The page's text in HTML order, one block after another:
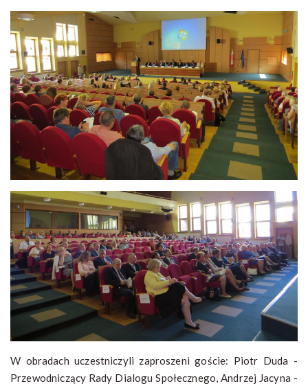
W obradach uczestniczyli zaproszeni goście: Piotr Duda -
Przewodniczący Rady Dialogu Społecznego, Andrzej Jacyna -